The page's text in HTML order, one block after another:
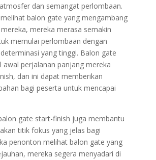
dan semangat perlombaan.
balon gate yang mengambang
mereka merasa semakin
memulai perlombaan dengan
yang tinggi. Balon gate
awal perjalanan panjang mereka
dan ini dapat memberikan
bagi peserta untuk mencapai
gate start-finish juga membantu
titik fokus yang jelas bagi
penonton melihat balon gate yang
mereka segera menyadari di